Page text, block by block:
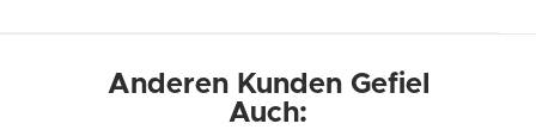
Anderen Kunden Gefiel
Auch: